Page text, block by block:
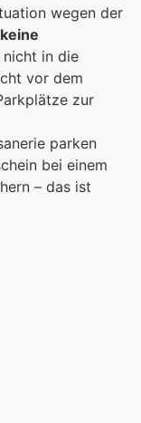
zusammen
KGA CC BY NC
wegen der
nicht in die
vor dem
zur
parken
bei einem
– das ist